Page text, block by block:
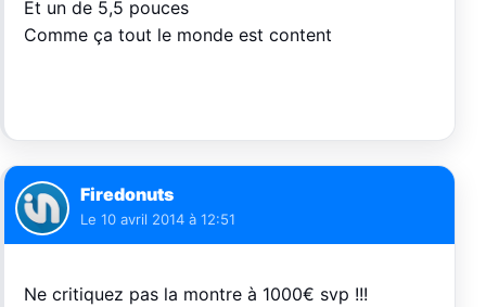
Et un de 5,5 pouces
Comme ça tout le monde est content
Firedonuts
Le 10 avril 2014 à 12:51
Ne critiquez pas la montre à 1000€ svp !!!